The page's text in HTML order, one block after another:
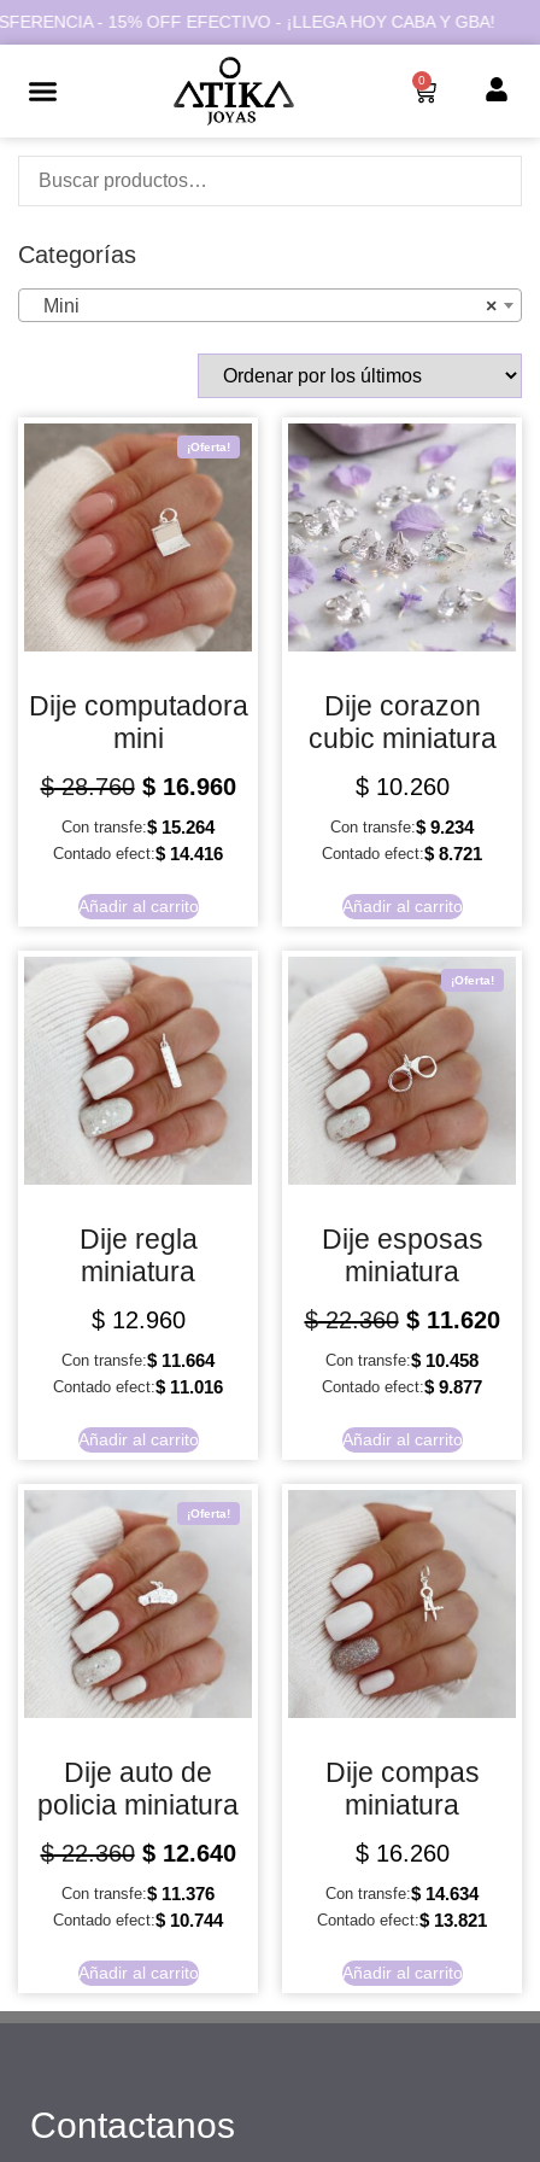
- 15% OFF EFECTIVO - ¡LLEGA HOY CABA Y GBA!
0
Categorías
×
Mini
¡Oferta!
Dije computadora
mini
$28.760 $16.960
Con transfe:$ 15.264
Contado efect:$ 14.416
Añadir al carrito
Dije corazon
cubic miniatura
$10.260
Con transfe:$ 9.234
Contado efect:$ 8.721
Añadir al carrito
Dije regla
miniatura
$12.960
Con transfe:$ 11.664
Contado efect:$ 11.016
Añadir al carrito
¡Oferta!
Dije esposas
miniatura
$22.360 $11.620
Con transfe:$ 10.458
Contado efect:$ 9.877
Añadir al carrito
¡Oferta!
Dije auto de
policia miniatura
$22.360 $12.640
Con transfe:$ 11.376
Contado efect:$ 10.744
Añadir al carrito
Dije compas
miniatura
$16.260
Con transfe:$ 14.634
Contado efect:$ 13.821
Añadir al carrito
Contactanos